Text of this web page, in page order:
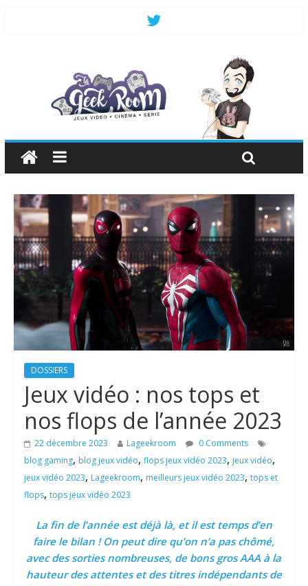
DOSSIERS
Jeux vidéo : nos tops et
nos flops de l’année 2023
22 décembre 2023 Lageekroom
0 Comments
blog gaming, blog jeux vidéo, flops jeux vidéo 2023, jeux vidéo,
jeux vidéo 2023, Lageekroom, meilleurs jeux vidéo 2023, tops et
flops, tops jeux vidéo 2023
La fin de l’année est déjà là, et il est temps d’en
faire le bilan ! On peut dire qu’on n’a pas chômé,
avec des sorties nombreuses, de bons gros AAA à la
hauteur des attentes et des titres indépendants de